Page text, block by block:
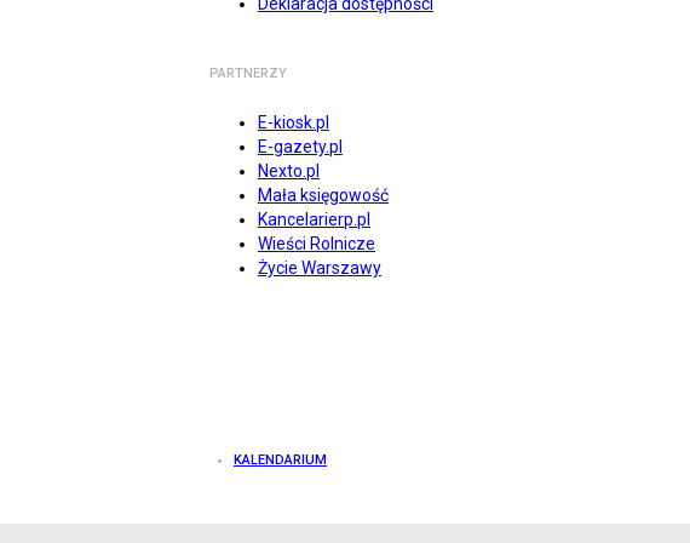
PARTNERZY
E-kiosk.pl
E-gazety.pl
Nexto.pl
Mała księgowość
Kancelarierp.pl
Wieści Rolnicze
Życie Warszawy
KALENDARIUM